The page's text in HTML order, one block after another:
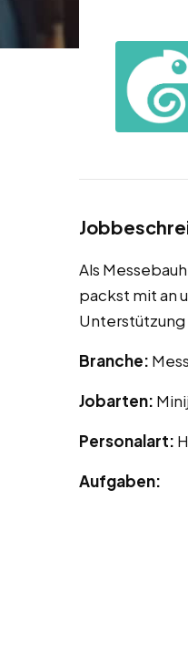
Als
packst mit an
Branche:
Jobarten:
Personalart:
Aufgaben: